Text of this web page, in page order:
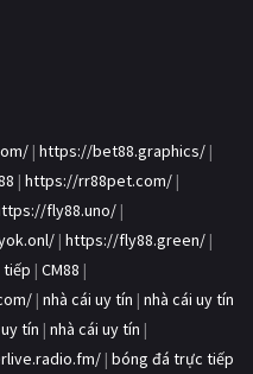
| https://bet88.graphics/ |
| https://rr88pet.com/ |
fly88.uno/ |
| https://fly88.green/ |
| CM88 |
| nhà cái uy tín | nhà cái uy tín
tín | nhà cái uy tín |
| bóng đá trực tiếp